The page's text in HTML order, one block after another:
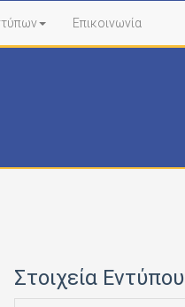
Επικοινωνία
Στοιχεία Εντύπου